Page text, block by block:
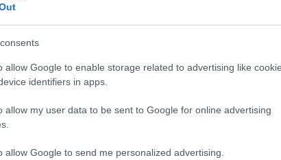
allow Google to enable storage related to advertising like
identifiers in apps.
allow my user data to be sent to Google for online advertising
allow Google to send me personalized advertising.
de18%, demonstrando a resiliência da marca
Prada
superou a média do mercado, com um
destacando a eficácia das estratégias de marketing e